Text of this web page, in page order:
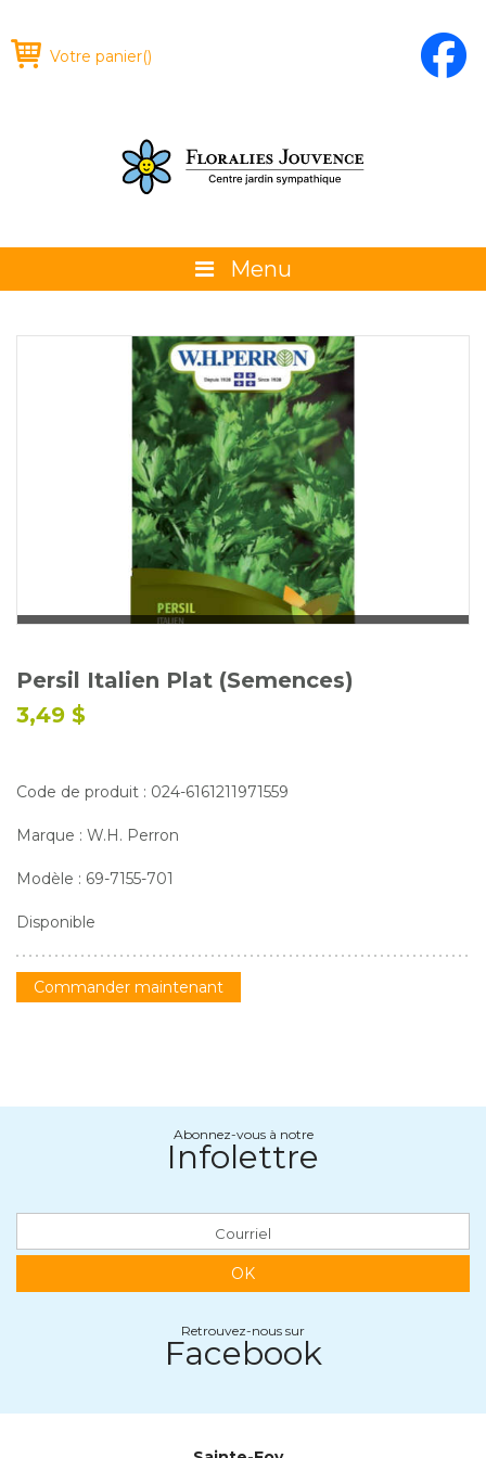
Votre panier()
Menu
La boutique
Promotions et évènements
Conseils
Glossaire
Calendrier horticole
Emplois
Service à la clientèle
Nous joindre
Persil Italien Plat (Semences)
3,49 $
Code de produit : 024-6161211971559
Marque : W.H. Perron
Modèle : 69-7155-701
Disponible
Commander maintenant
Abonnez-vous à notre
Infolettre
OK
Retrouvez-nous sur
Facebook